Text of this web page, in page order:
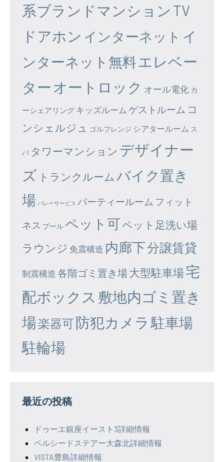
系ブランドマンション TV
ドアホン インターネット イ
ンターネット無料エレベー
ター オートロック オール電化 カ
ーシェアリング キッズルーム ゲストルーム コ
ンシェルジュ
ゴルフレンジ シアタールーム ス
パ タワーマンション デザイナー
ズ トランクルーム バイク置き
場 バレーサービス パーティールーム フィット
ネス プール ペット可ペット足洗い場
ラウンジ 免震構造 内廊下分譲賃貸
制震構造 各階ゴミ置き場大型駐車場宅
配ボックス 敷地内ゴミ置き
場楽器可防犯カメラ 駐車場
駐輪場
最近の投稿
ドゥーエ銀座イースト3詳細情報
ベルシードステアー大森北詳細情報
VISTA豊島詳細情報